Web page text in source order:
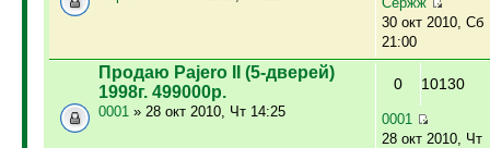
30 окт 2010, Сб
21:00
Продаю Pajero II (5-дверей)
1998г. 499000р.
0001» 28 окт 2010, Чт 14:25
0 10130
0001
28 окт 2010, Чт